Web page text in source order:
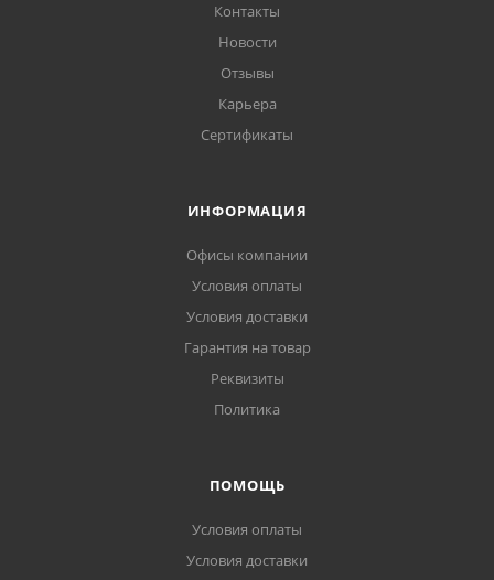
Контакты
Новости
Отзывы
Карьера
Сертификаты
ИНФОРМАЦИЯ
Офисы компании
Условия оплаты
Условия доставки
Гарантия на товар
Реквизиты
Политика
ПОМОЩЬ
Условия оплаты
Условия доставки